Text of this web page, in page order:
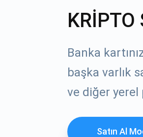
Banka
başka varlık
ve diğer
Satın Al